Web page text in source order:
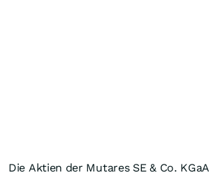
Die Aktien der Mutares SE & Co.